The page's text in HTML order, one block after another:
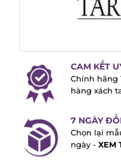
CAM KẾT
Chính hãng
giả, hàng
7 NGÀY
Chọn lại
7 ngày -